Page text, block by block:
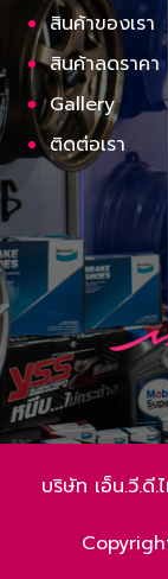
สินค้าของเรา
สินค้าลดราคา
Gallery
ติดต่อเรา
บริษัท เอ็น.วี.ดี